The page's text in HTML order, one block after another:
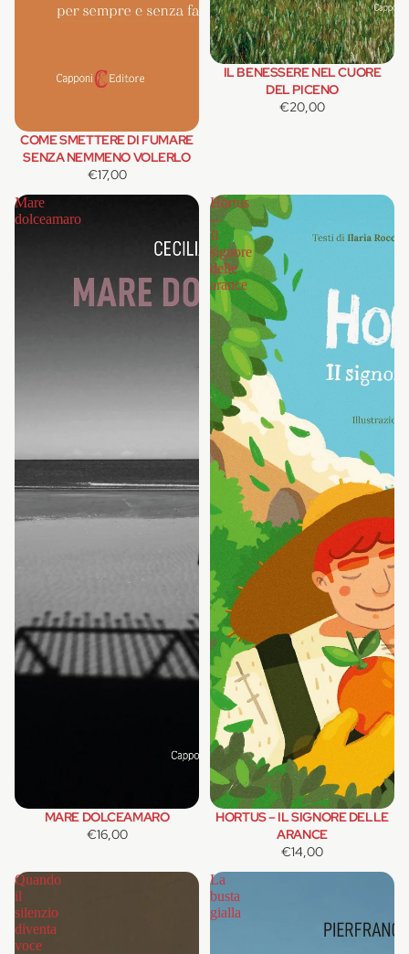
COME SMETTERE DI FUMARE
SENZA NEMMENO VOLERLO
€17,00
IL BENESSERE NEL CUORE
DEL PICENO
€20,00
Mare
dolceamaro
MARE DOLCEAMARO
€16,00
Hortus
–
Il
signore
delle
arance
HORTUS – IL SIGNORE DELLE
ARANCE
€14,00
Quando
il
silenzio
diventa
voce
La
busta
gialla